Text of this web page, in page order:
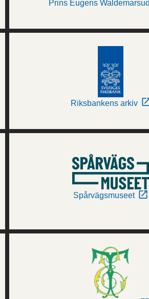
Prins Eugens
Riksbankens arkiv
Spårvägsmuseet